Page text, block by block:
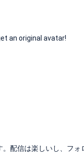
an original avatar!
。配信は楽しいし、フ